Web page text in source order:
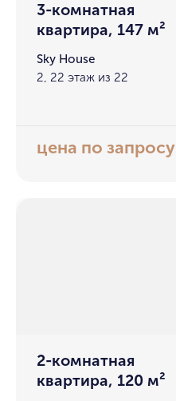
3-комнатная
квартира, 147 м²
Sky House
2, 22 этаж из 22
цена по запросу
2-комнатная
квартира, 120 м²